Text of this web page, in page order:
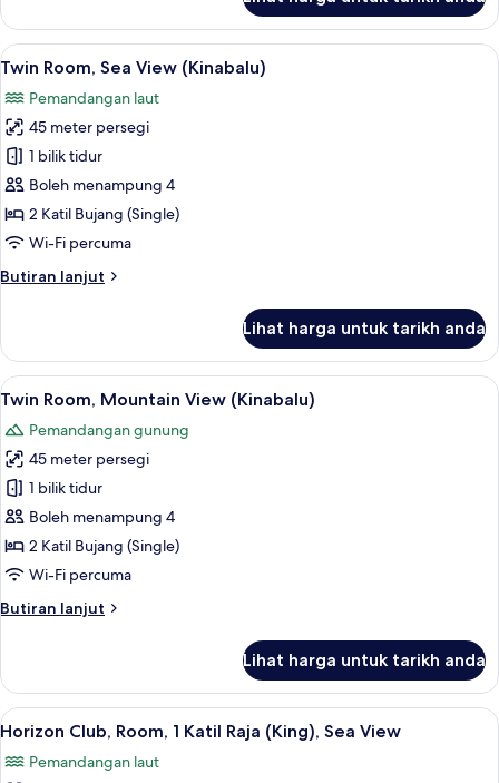
Sea
View,
Twin
Lihat
semua
foto
untuk
Twin
Room,
Sea
View
(Kinabalu)
Twin Room, Sea View (Kinabalu) |
5
Twin Room, Sea View (Kinabalu)
Pemandangan laut
45 meter persegi
1 bilik tidur
Boleh menampung 4
2 Katil Bujang (Single)
Wi-Fi percuma
Butiran lanjut
Butiran
Room,
Sea
View
Lihat harga untuk tarikh anda
Lihat
semua
foto
untuk
Twin
Room,
Mountain
View
(Kinabalu)
Twin Room, Mountain View
5
Twin Room, Mountain View (Kinabalu)
Pemandangan gunung
45 meter persegi
1 bilik tidur
Boleh menampung 4
2 Katil Bujang (Single)
Wi-Fi percuma
Butiran lanjut
Butiran
Room,
Mountain
View
Lihat harga untuk tarikh anda
Lihat
semua
foto
Horizon Club, Room, 1 Katil Raja
6
Horizon Club, Room, 1 Katil Raja (King), Sea View
Pemandangan laut